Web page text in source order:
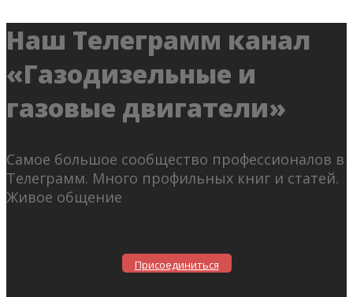
Наш Телеграмм канал
«Газодизельные и
газовые двигатели»
Самое большое сообщество профессионалов в
Телеграмм. Много профильных книг и статей.
Живое общение
Присоединиться